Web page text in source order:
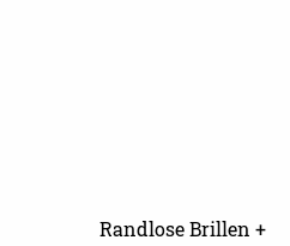
Randlose Brillen +